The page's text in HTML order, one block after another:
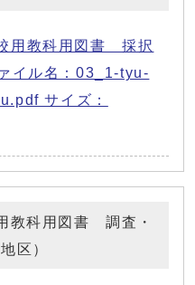
用教科用図書 採択
イル名：03_1-tyu-
サイズ：
教科用図書 調査・
区）